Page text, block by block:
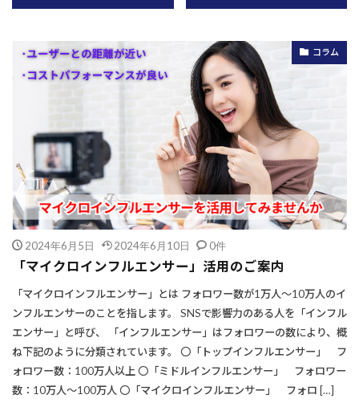
コラム
2024年6月5日 2024年6月10日 0件
「マイクロインフルエンサー」活用のご案内
「マイクロインフルエンサー」とは フォロワー数が1万人～10万人のイ
ンフルエンサーのことを指します。 SNSで影響力のある人を「インフル
エンサー」と呼び、 「インフルエンサー」はフォロワーの数により、概
ね下記のように分類されています。 〇「トップインフルエンサー」 フ
ォロワー数：100万人以上 〇「ミドルインフルエンサー」 フォロワー
数：10万人〜100万人 〇「マイクロインフルエンサー」 フォロ […]